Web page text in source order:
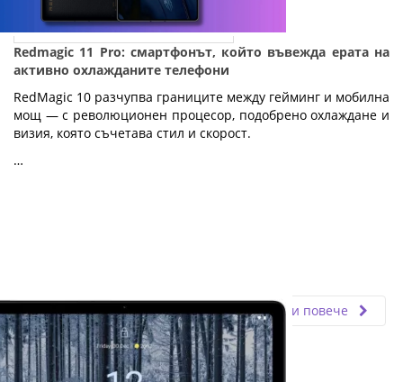
Redmagic 11 Pro: смартфонът, който въвежда ерата на
активно охлажданите телефони
RedMagic 10 разчупва границите между гейминг и мобилна
мощ — с революционен процесор, подобрено охлаждане и
визия, която съчетава стил и скорост.
…
Прочети повече